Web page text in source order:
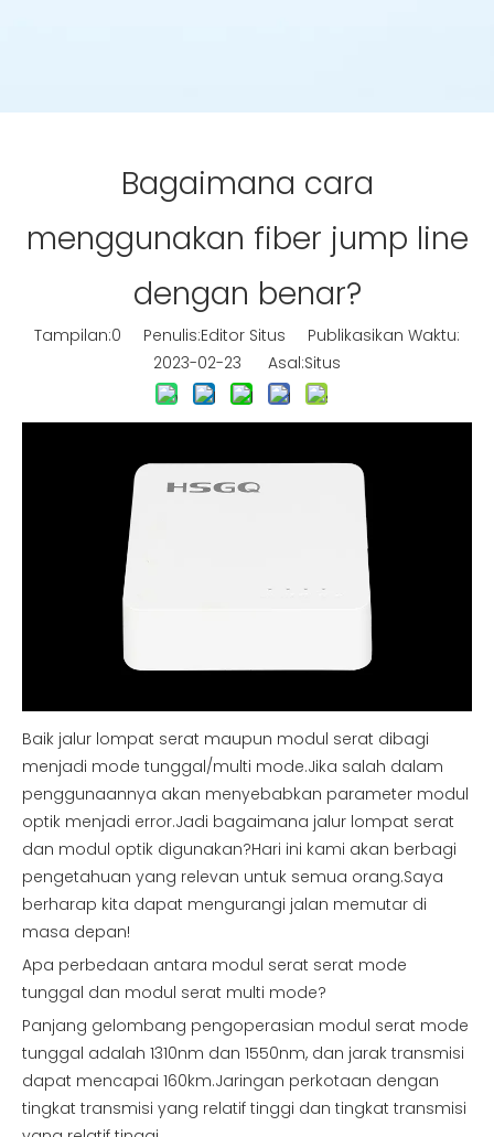
Bagaimana cara
menggunakan fiber jump line
dengan benar?
Tampilan:0 Penulis:Editor Situs Publikasikan Waktu:
2023-02-23 Asal:Situs
Baik jalur lompat serat maupun modul serat dibagi
menjadi mode tunggal/multi mode.Jika salah dalam
penggunaannya akan menyebabkan parameter modul
optik menjadi error.Jadi bagaimana jalur lompat serat
dan modul optik digunakan?Hari ini kami akan berbagi
pengetahuan yang relevan untuk semua orang.Saya
berharap kita dapat mengurangi jalan memutar di
masa depan!
Apa perbedaan antara modul serat serat mode
tunggal dan modul serat multi mode?
Panjang gelombang pengoperasian modul serat mode
tunggal adalah 1310nm dan 1550nm, dan jarak transmisi
dapat mencapai 160km.Jaringan perkotaan dengan
tingkat transmisi yang relatif tinggi dan tingkat transmisi